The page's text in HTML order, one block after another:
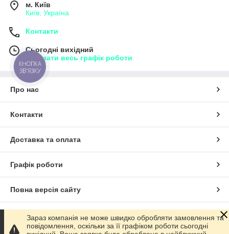
м. Київ
Київ, Україна
Контакти
Сьогодні вихідний
Показати весь графік роботи
Про нас
Контакти
Доставка та оплата
Графік роботи
Повна версія сайту
Сайт створено на маркетплейсі Prom.ua
Зараз компанія не може швидко обробляти замовлення та
повідомлення, оскільки за її графіком роботи сьогодні
КНОПКА
ЗВ'ЯЗКУ